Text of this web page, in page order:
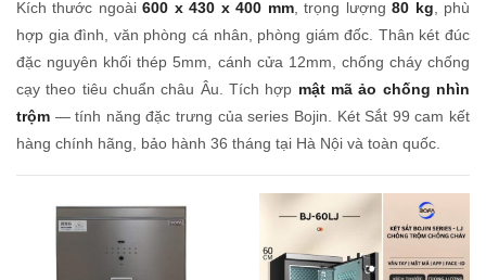
Kích thước ngoài600 x 430 x 400 mm, trọng lượng80 kg , phù
hợp gia đình, văn phòng cá nhân, phòng giám đốc. Thân két đúc
đặc nguyên khối thép 5mm, cánh cửa 12mm, chống cháy chống
cạy theo tiêu chuẩn châu Âu. Tích hợp mật mã ảo chống nhìn
trộm — tính năng đặc trưng của series Bojin. Két Sắt 99 cam kết
hàng chính hãng, bảo hành 36 tháng tại Hà Nội và toàn quốc.